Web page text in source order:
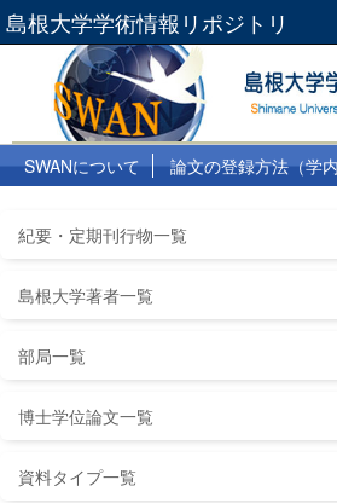
島根大学学術情報リポジトリ
SWANについて 論文の登録方法（学
紀要・定期刊行物一覧
島根大学著者一覧
部局一覧
博士学位論文一覧
資料タイプ一覧